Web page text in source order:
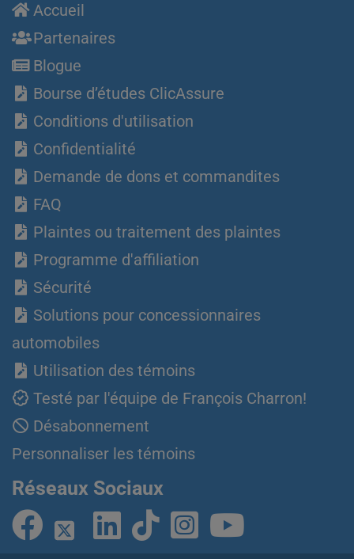
Accueil
Partenaires
Blogue
Bourse d’études ClicAssure
Conditions d'utilisation
Confidentialité
Demande de dons et commandites
FAQ
Plaintes ou traitement des plaintes
Programme d'affiliation
Sécurité
Solutions pour concessionnaires
automobiles
Utilisation des témoins
Testé par l'équipe de François Charron!
Désabonnement
Personnaliser les témoins
Réseaux Sociaux